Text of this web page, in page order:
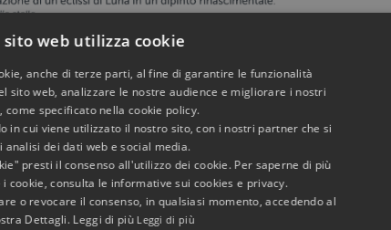
sito web utilizza cookie
anche di terze parti, al fine di garantire le funzionalità
sito web, analizzare le nostre audience e migliorare i nostri
come specificato nella cookie policy.
in cui viene utilizzato il nostro sito, con i nostri partner che si
analisi dei dati web e social media.
presti il consenso all'utilizzo dei cookie. Per saperne di più
cookie, consulta le informative sui cookies e privacy.
o revocare il consenso, in qualsiasi momento, accedendo al
Dettagli. Leggi di piùLeggi di più